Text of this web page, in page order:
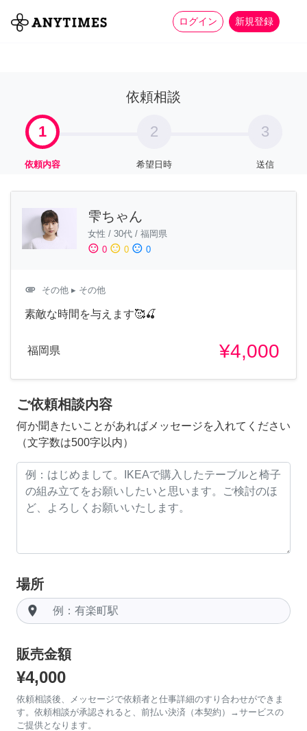
ログイン 新規登録
全て 家事 more_horiz
依頼相談
1
依頼内容
2
希望日時
3
送信
雫ちゃん
女性 / 30代 / 福岡県
sentiment_satisfied 0 sentiment_neutral 0 sentiment_dissatisfied 0
attachment その他 ▸ その他
素敵な時間を与えます🥰🍒
福岡県 ¥4,000
ご依頼相談内容
何か聞きたいことがあればメッセージを入れてください
（文字数は500字以内）
場所
room
販売金額
¥4,000
依頼相談後、メッセージで依頼者と仕事詳細のすり合わせができま
す。依頼相談が承認されると、前払い決済（本契約）→サービスの
ご提供となります。